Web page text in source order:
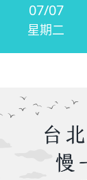
07/07
星期二